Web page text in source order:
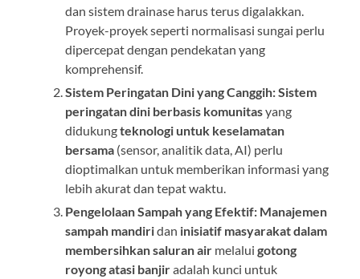
dan sistem drainase harus terus digalakkan.
Proyek-proyek seperti normalisasi sungai perlu
dipercepat dengan pendekatan yang
komprehensif.
Sistem Peringatan Dini yang Canggih:Sistem
peringatan dini berbasis komunitasyang
didukungteknologi untuk keselamatan
bersama (sensor, analitik data, AI) perlu
dioptimalkan untuk memberikan informasi yang
lebih akurat dan tepat waktu.
Pengelolaan Sampah yang Efektif: Manajemen
sampah mandiridan inisiatif masyarakat dalam
membersihkan saluran air melaluigotong
royong atasi banjiradalah kunci untuk